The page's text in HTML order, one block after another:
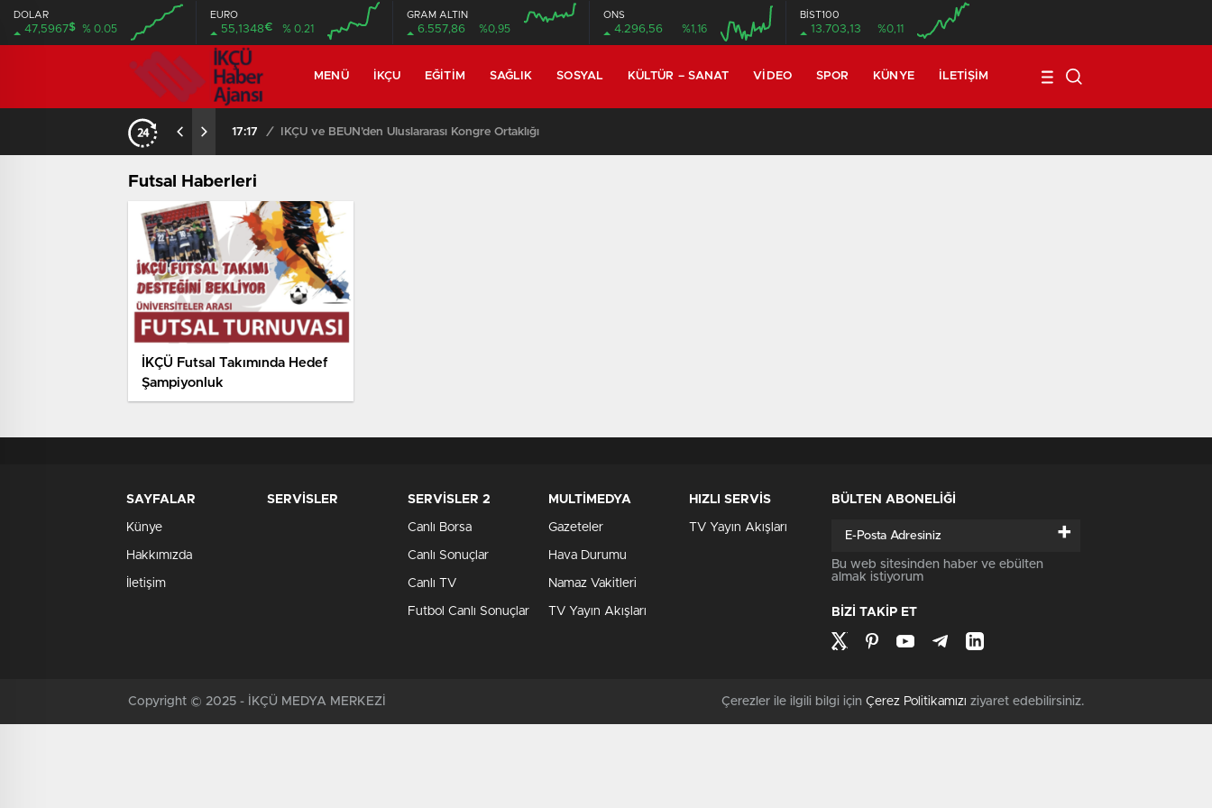
DOLAR
47,5967$ % 0.05
EURO
55,1348€ % 0.21
GRAM ALTIN
6.557,86 %0,95
ONS
4.296,56 %1,16
BİST100
13.703,13 %0,11
MENÜ İKÇU EĞITIM SAĞLIK SOSYAL KÜLTÜR – SANAT VIDEO SPOR KÜNYE İLETIŞIM
17:17 / İKÇÜ ve BEUN’den Uluslararası Kongre Ortaklığı
Futsal Haberleri
İKÇÜ Futsal Takımında Hedef
Şampiyonluk
SAYFALAR
Künye
Hakkımızda
İletişim
SERVİSLER SERVİSLER 2
Canlı Borsa
Canlı Sonuçlar
Canlı TV
Futbol Canlı Sonuçlar
MULTİMEDYA
Gazeteler
Hava Durumu
Namaz Vakitleri
TV Yayın Akışları
HIZLI SERVİS
TV Yayın Akışları
BÜLTEN ABONELİĞİ
+
Bu web sitesinden haber ve ebülten
almak istiyorum
BİZİ TAKİP ET
Copyright © 2025 - İKÇÜ MEDYA MERKEZİ Çerezler ile ilgili bilgi için Çerez Politikamızı ziyaret edebilirsiniz.